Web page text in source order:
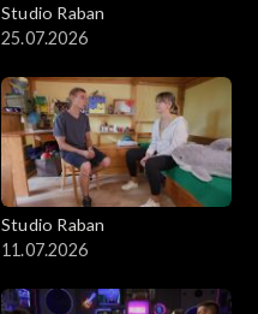
Studio Raban
25.07.2026
Studio Raban
11.07.2026